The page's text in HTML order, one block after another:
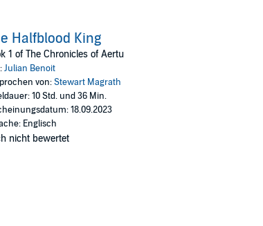
his betrothed is abducted by Sudea's enemies, he must
and destiny that will captivate listeners until the very end.
Halfblood King
1 of The Chronicles of Aertu
Julian Benoit
von:Stewart Magrath
10 Std. und 36 Min.
18.09.2023
Englisch
nicht bewertet